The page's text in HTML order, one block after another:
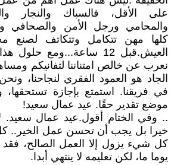
على الأقل، فالسباك والنجار
والمحامي ورجل الأمن والصحافي
كلها مهن تتكامل وتتكاتف لصنع
العيش.قبل 12 ساعة...ومع
نعرب عن خالص امتناننا لتفانيكم
الجاد هو العمود الفقري لنجاحنا،
في فريقنا. استمتع بإجازة
موضع تقدير حقًا. عيد عمال سعيد!
.. وفي الختام أقول.عيد عمال سعيد.
خيرا بل يجب أن تحسن عمل الخير..
كل شيء يزول إلا العمل الصالح، فقد
يوما ما، لكن تعليمه لا ينتهي أبدا.